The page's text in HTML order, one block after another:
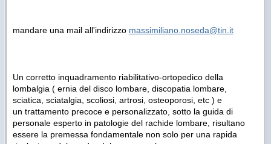
mandare una mail all'indirizzo massimiliano.noseda@tin.it
Un corretto inquadramento riabilitativo-ortopedico della
lombalgia ( ernia del disco lombare, discopatia lombare,
sciatica, sciatalgia, scoliosi, artrosi, osteoporosi, etc ) e
un trattamento precoce e personalizzato, sotto la guida di
personale esperto in patologie del rachide lombare, risultano
essere la premessa fondamentale non solo per una rapida